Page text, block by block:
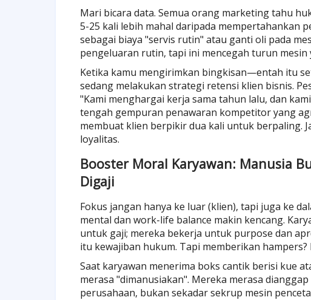
Mari bicara data. Semua orang marketing tahu
5-25 kali lebih mahal daripada mempertahankan
sebagai biaya "servis rutin" atau ganti oli pada
pengeluaran rutin, tapi ini mencegah turun mesin
Ketika kamu mengirimkan bingkisan—entah itu
sedang melakukan strategi retensi klien bisnis.
"Kami menghargai kerja sama tahun lalu, dan
tengah gempuran penawaran kompetitor yang
membuat klien berpikir dua kali untuk berpaling.
loyalitas.
Booster Moral Karyawan: Manusia
Digaji
Fokus jangan hanya ke luar (klien), tapi juga ke
mental dan work-life balance makin kencang.
untuk gaji; mereka bekerja untuk purpose dan
itu kewajiban hukum. Tapi memberikan
Saat karyawan menerima boks cantik berisi kue
merasa "dimanusiakan". Mereka merasa
perusahaan, bukan sekadar sekrup mesin